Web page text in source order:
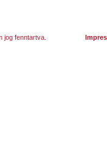
jog fenntartva.